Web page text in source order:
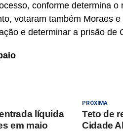
conforme determina o
votaram também Moraes
e determinar a prisão de
PRÓXIMA
Teto de
Cidade
líquida
em maio